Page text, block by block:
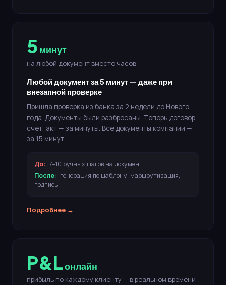
5 минут
на любой документ вместо часов
Любой документ за 5 минут — даже при
внезапной проверке
Пришла проверка из банка за 2 недели до Нового
года. Документы были разбросаны. Теперь договор,
счёт, акт — за минуты. Все документы компании —
за 15 минут.
До: 7–10 ручных шагов на документ
После: генерация по шаблону, маршрутизация,
подпись
Подробнее →
P&Lонлайн
прибыль по каждому клиенту — в реальном времени